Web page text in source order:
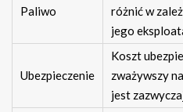
Paliwo
różnić w
jego
Ubezpieczenie
Koszt
zważywszy
jest